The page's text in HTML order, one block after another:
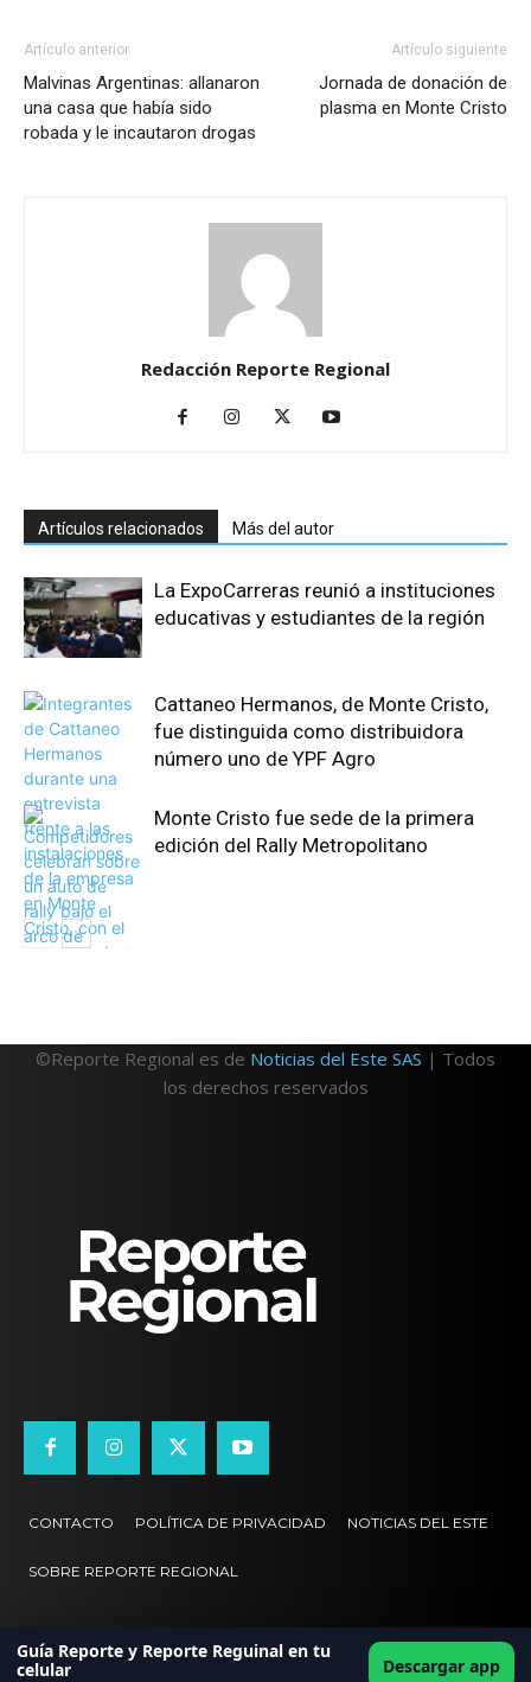
Artículo anterior
Malvinas Argentinas: allanaron
una casa que había sido
robada y le incautaron drogas
Artículo siguiente
Jornada de donación de
plasma en Monte Cristo
Redacción Reporte Regional
Artículos relacionados Más del autor
La ExpoCarreras reunió a instituciones
educativas y estudiantes de la región
Cattaneo Hermanos, de Monte Cristo,
fue distinguida como distribuidora
número uno de YPF Agro
Monte Cristo fue sede de la primera
edición del Rally Metropolitano
©Reporte Regional es de Noticias del Este SAS | Todos
los derechos reservados
CONTACTO POLÍTICA DE PRIVACIDAD NOTICIAS DEL ESTE
SOBRE REPORTE REGIONAL
Guía Reporte y Reporte Reguinal en tu
celular
Descargar app